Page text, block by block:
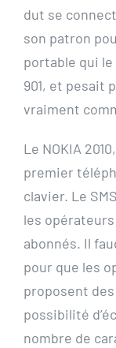
dut se
son patron
portable qui
901, et pesait
vraiment
Le NOKIA
premier
clavier. Le
les
abonnés. Il
pour que les
proposent des
possibilité
nombre de